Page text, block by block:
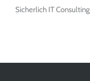
Sicherlich IT Consulting